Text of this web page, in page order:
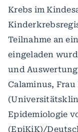
Krebs im
Teilnahme an
eingeladen
und
Calaminus,
Epidemiologie
(EpiKiK)/